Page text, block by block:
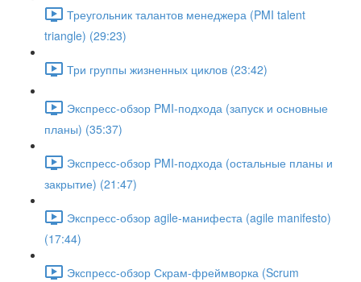
Треугольник талантов менеджера (PMI talent
triangle) (29:23)
Три группы жизненных циклов (23:42)
Экспресс-обзор PMI-подхода (запуск и основные
планы) (35:37)
Экспресс-обзор PMI-подхода (остальные планы и
закрытие) (21:47)
Экспресс-обзор agile-манифеста (agile manifesto)
(17:44)
Экспресс-обзор Скрам-фреймворка (Scrum